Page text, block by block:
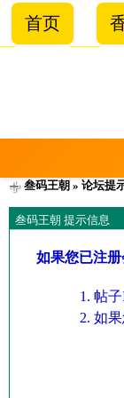
首页
叁码王朝 » 论坛提
叁码王朝 提示信息
如果您已注
帖
如